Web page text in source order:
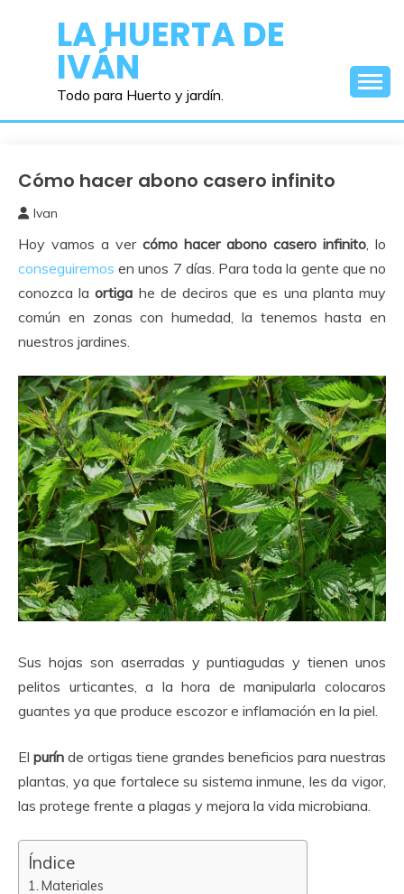
contenidoLA HUERTA DE
IVÁN
Todo para Huerto y jardín.
Abonos y
Cómo hacer abono casero infinito
septiembre,
2023
Ivan
Hoy vamos a ver cómo hacer abono casero infinito, lo
conseguiremos en unos 7 días. Para toda la gente que no
conozca laortiga he de deciros que es una planta muy
común en zonas con humedad, la tenemos hasta en
nuestros jardines.
Sus hojas son aserradas y puntiagudas y tienen unos
pelitos urticantes, a la hora de manipularla colocaros
guantes ya que produce escozor e inflamación en la piel.
El purín de ortigas tiene grandes beneficios para nuestras
plantas, ya que fortalece su sistema inmune, les da vigor,
las protege frente a plagas y mejora la vida microbiana.
Índice
Materiales